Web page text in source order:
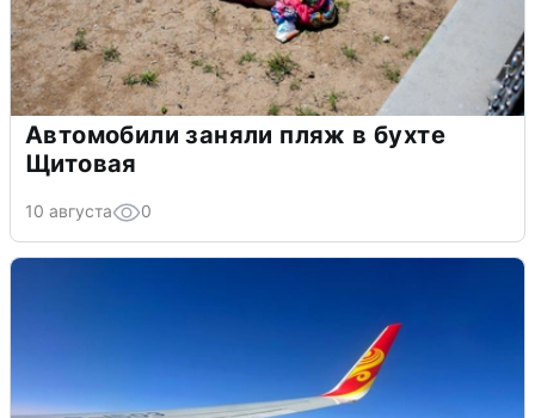
Автомобили заняли пляж в бухте
Щитовая
10 августа 0